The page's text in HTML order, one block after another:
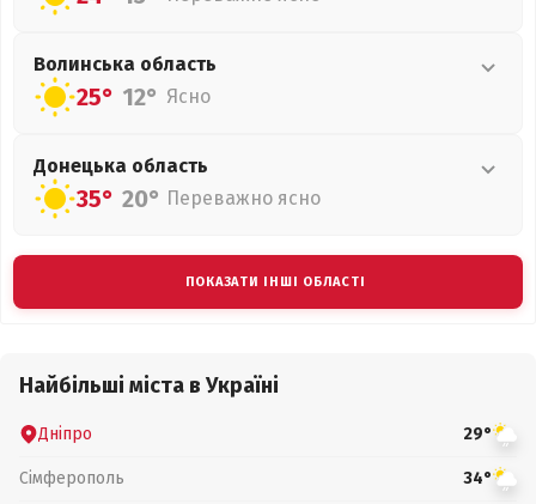
Волинська область
25° 12° Ясно
Донецька область
35° 20° Переважно ясно
ПОКАЗАТИ ІНШІ ОБЛАСТІ
Найбільші міста в Україні
Дніпро 29°
Сімферополь 34°